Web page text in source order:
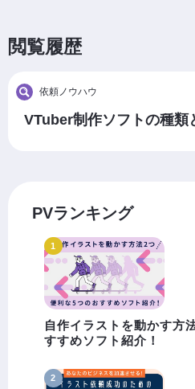
閲覧履歴
依頼ノウハウ
VTuber制作ソフトの種類
PVランキング
自作イラストを動かす方
すすめソフト紹介！